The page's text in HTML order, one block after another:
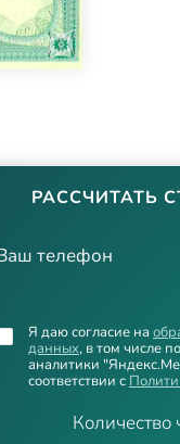
РАССЧИТАТЬ
телефон
Количество
Я даю согласие на
данных, в том числе
аналитики
соответствии с